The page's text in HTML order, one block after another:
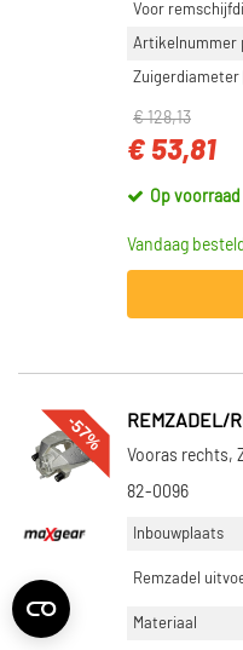
Voor
Artikelnummer
Zuigerdiameter
€ 128,13
€ 53,81
Op voorraad
Vandaag
-57% REMZADEL/
Vooras rechts,
82-0096
Inbouwplaats
Remzadel
Materiaal